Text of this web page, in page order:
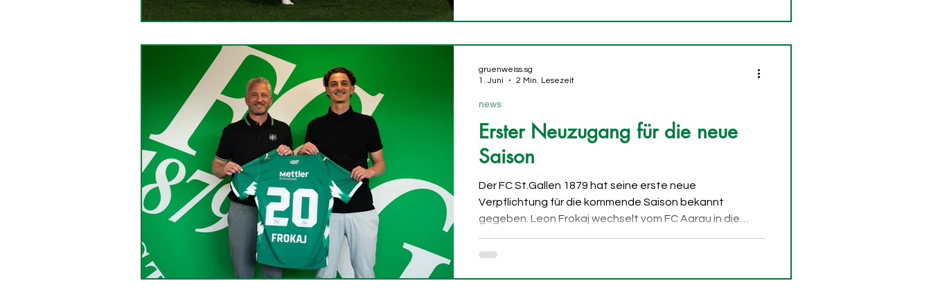
St.Gallen und hat sich in kurzer Zeit als verlässliche
kam er auf
Erster Neuzugang für die neue
Saison
Der FC St.Gallen 1879 hat seine erste neue
Verpflichtung für die kommende Saison bekannt
gegeben. Leon Frokaj wechselt vom FC Aarau in die
über vier Jahre. Der 21-jährige Mittelfeldspieler kam in
news
gruenweiss.sg
1. Juni
2 Min. Lesezeit